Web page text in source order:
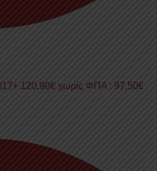
120,90€χωρίς ΦΠΑ : 97,50€